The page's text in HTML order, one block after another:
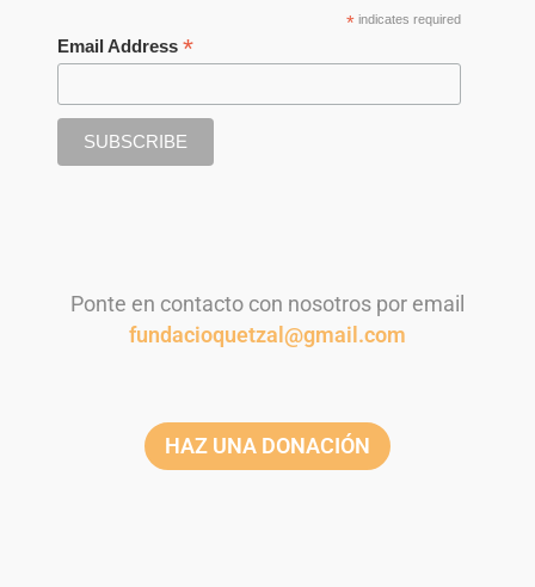
* indicates required
Email Address *
Ponte en contacto con nosotros por email
fundacioquetzal@gmail.com
HAZ UNA DONACIÓN